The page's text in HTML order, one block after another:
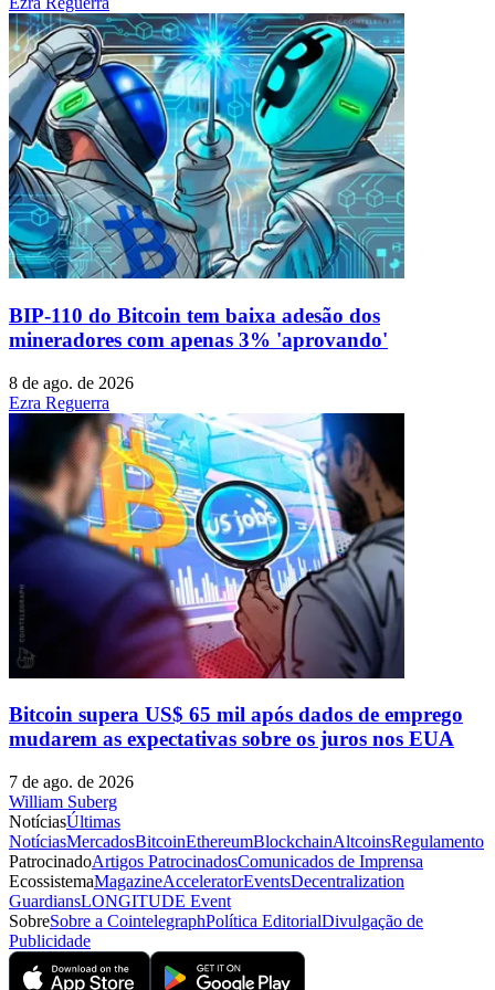
BIP-110 do Bitcoin tem baixa adesão dos
mineradores com apenas 3% 'aprovando'
8 de ago. de 2026
Ezra Reguerra
Bitcoin supera US$ 65 mil após dados de emprego
mudarem as expectativas sobre os juros nos EUA
7 de ago. de 2026
William Suberg
NotíciasÚltimas
NotíciasMercadosBitcoinEthereumBlockchainAltcoinsRegulamento
PatrocinadoArtigos PatrocinadosComunicados de Imprensa
EcossistemaMagazineAcceleratorEventsDecentralization
GuardiansLONGITUDE Event
SobreSobre a CointelegraphPolítica EditorialDivulgação de
Publicidade